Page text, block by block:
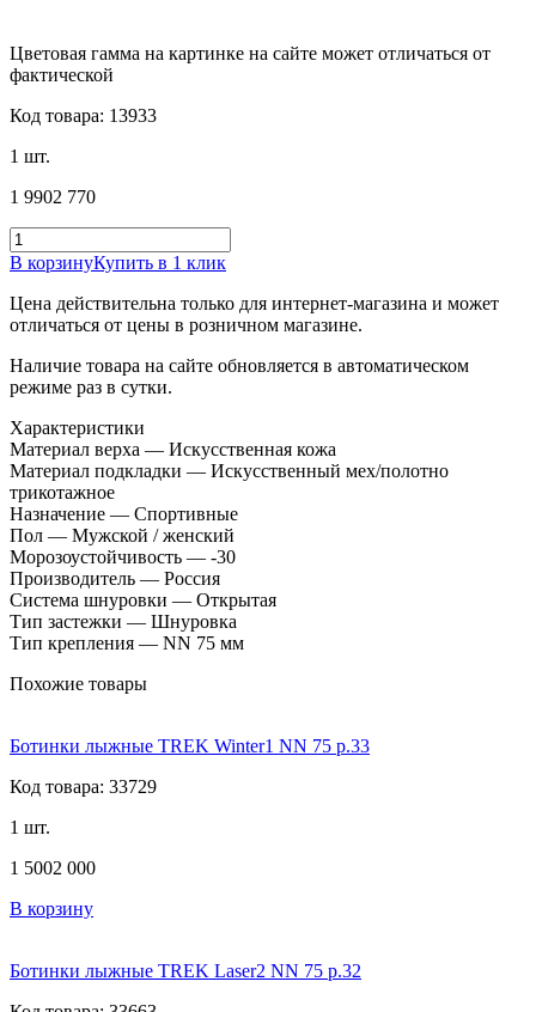
Цветовая гамма на картинке на сайте может отличаться от
фактической
Код товара: 13933
1 шт.
1 9902 770
В корзинуКупить в 1 клик
Цена действительна только для интернет-магазина и может
отличаться от цены в розничном магазине.
Наличие товара на сайте обновляется в автоматическом
режиме раз в сутки.
Характеристики
Материал верха — Искусственная кожа
Материал подкладки — Искусственный мех/полотно
трикотажное
Назначение — Спортивные
Пол — Мужской / женский
Морозоустойчивость — -30
Производитель — Россия
Система шнуровки — Открытая
Тип застежки — Шнуровка
Тип крепления — NN 75 мм
Похожие товары
Ботинки лыжные TREK Winter1 NN 75 р.33
Код товара: 33729
1 шт.
1 5002 000
В корзину
Ботинки лыжные TREK Laser2 NN 75 р.32